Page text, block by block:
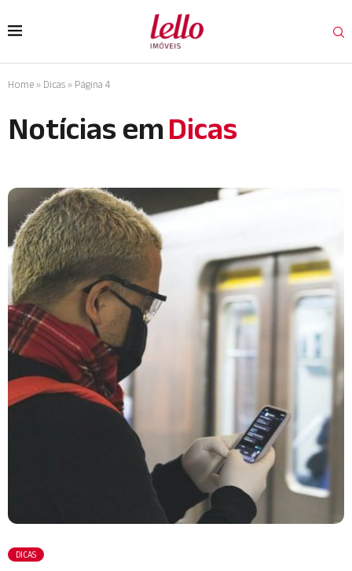
Home » Dicas » Página 4
Notícias emDicas
DICAS